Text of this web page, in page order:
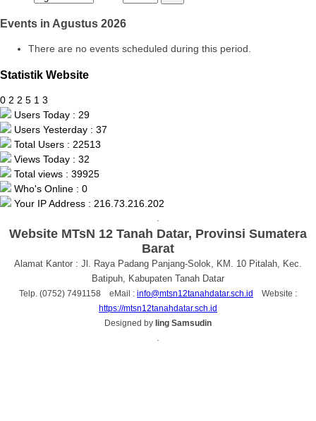
Events in Agustus 2026
There are no events scheduled during this period.
Statistik Website
0 2 2 5 1 3
Users Today : 29
Users Yesterday : 37
Total Users : 22513
Views Today : 32
Total views : 39925
Who's Online : 0
Your IP Address : 216.73.216.202
Website MTsN 12 Tanah Datar, Provinsi Sumatera
Barat
Alamat Kantor : Jl. Raya Padang Panjang-Solok, KM. 10 Pitalah, Kec.
Batipuh, Kabupaten Tanah Datar
Telp. (0752) 7491158 eMail : info@mtsn12tanahdatar.sch.id
Website :
https://mtsn12tanahdatar.sch.id
Designed by Iing Samsudin